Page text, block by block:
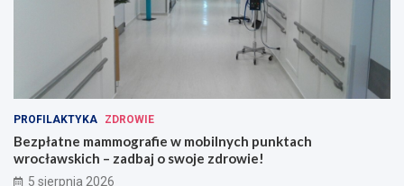
PROFILAKTYKA ZDROWIE
Bezpłatne mammografie w mobilnych punktach
wrocławskich – zadbaj o swoje zdrowie!
5 sierpnia 2026